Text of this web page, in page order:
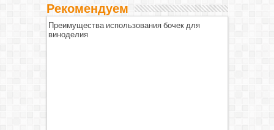
Рекомендуем
Преимущества использования бочек для
виноделия